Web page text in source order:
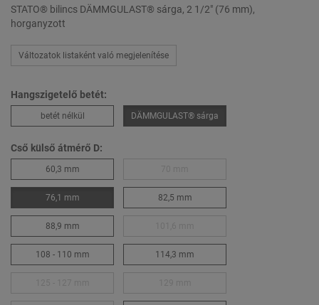
STATO® bilincs DÄMMGULAST® sárga, 2 1/2" (76 mm),
horganyzott
Változatok listaként való megjelenítése
Hangszigetelő betét:
betét nélkül DÄMMGULAST® sárga
Cső külső átmérő D:
60,3 mm
76,1 mm 82,5 mm
88,9 mm
108 - 110 mm 114,3 mm